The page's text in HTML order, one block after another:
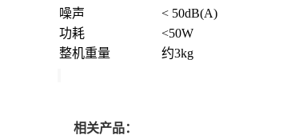
噪声
< 50dB(A)
功耗
<50W
整机重量
约3kg
相关产品：